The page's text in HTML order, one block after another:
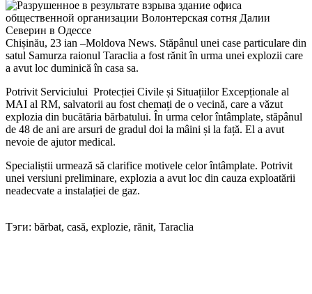
Chișinău, 23 ian –Moldova News. Stăpânul unei case particulare din
satul Samurza raionul Taraclia a fost rănit în urma unei explozii care
a avut loc duminică în casa sa.
Potrivit Serviciului Protecției Civile și Situațiilor Excepționale al
MAI al RM, salvatorii au fost chemați de o vecină, care a văzut
explozia din bucătăria bărbatului. În urma celor întâmplate, stăpânul
de 48 de ani are arsuri de gradul doi la mâini și la față. El a avut
nevoie de ajutor medical.
Specialiștii urmează să clarifice motivele celor întâmplate. Potrivit
unei versiuni preliminare, explozia a avut loc din cauza exploatării
neadecvate a instalației de gaz.
Тэги: bărbat, casă, explozie, rănit, Taraclia